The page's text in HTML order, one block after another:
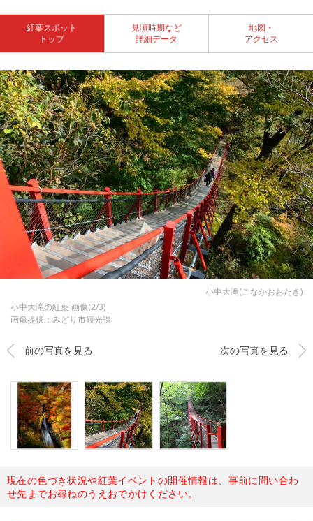
紅葉スポット
トップ
見頃時期など
詳細データ
地図・
アクセス
小中大滝(こなかおおたき)
小中大滝の紅葉 画像(2/3)
画像提供：みどり市観光課
前の写真を見る 次の写真を見る
現在の色づき状況や紅葉イベントの開催情報は、事前に問い合わ
せ先までお尋ねのうえおでかけください。